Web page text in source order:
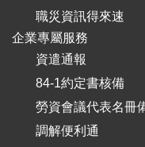
職災資訊得來速
企業專屬服務
資遣通報
84-1約定書核備
勞資會議代表名冊
調解便利通